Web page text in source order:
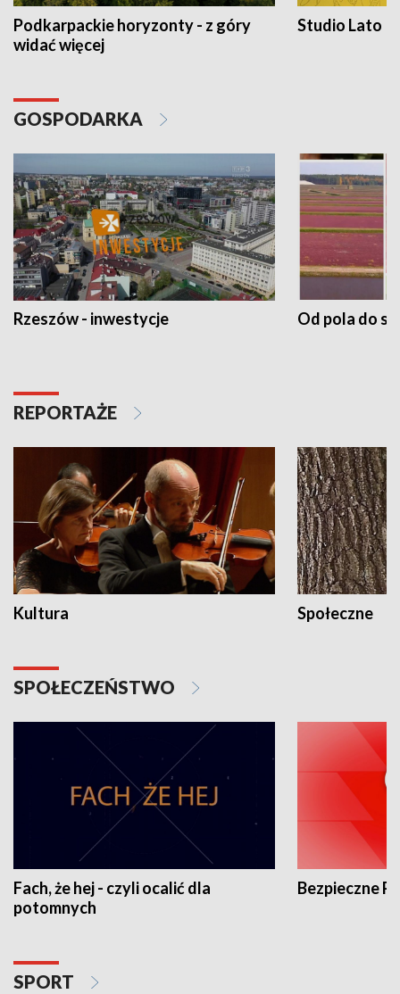
Podkarpackie horyzonty - z góry
widać więcej
Studio Lato
GOSPODARKA
Rzeszów - inwestycje Od pola do
REPORTAŻE
Kultura Społeczne
SPOŁECZEŃSTWO
Fach, że hej - czyli ocalić dla
potomnych
Bezpieczne
SPORT